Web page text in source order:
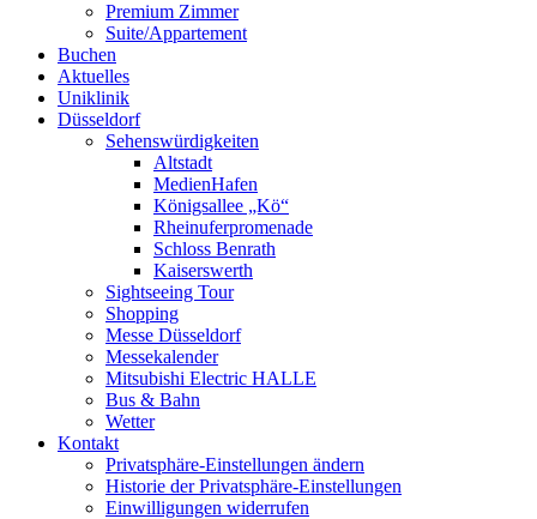
Premium Zimmer
Suite/Appartement
Buchen
Aktuelles
Uniklinik
Düsseldorf
Sehenswürdigkeiten
Altstadt
MedienHafen
Königsallee „Kö“
Rheinuferpromenade
Schloss Benrath
Kaiserswerth
Sightseeing Tour
Shopping
Messe Düsseldorf
Messekalender
Mitsubishi Electric HALLE
Bus & Bahn
Wetter
Kontakt
Privatsphäre-Einstellungen ändern
Historie der Privatsphäre-Einstellungen
Einwilligungen widerrufen